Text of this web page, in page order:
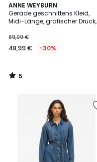
ANNE WEYBURN
Gerade geschnittens Kleid,
Midi-Länge, grafischer Druck,
69,99 €
48,99 € -30%
5
/
5
5
/